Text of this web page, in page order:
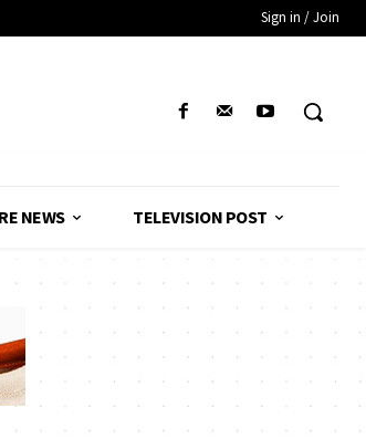
Sign in / Join
NEWS TELEVISION POST